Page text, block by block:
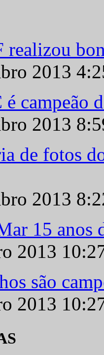
realizou
2013
campeão
2013
de fotos
2013
15 anos
2013
são
2013